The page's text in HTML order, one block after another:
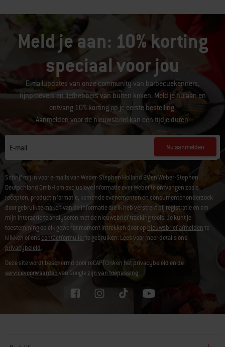
Meld je aan: 10% korting
speciaal voor jou
E-mailupdates van onze community van barbecuekenners,
fijnproevers en liefhebbers van buiten koken. Meld je nu aan en
ontvang 10% korting op je eerste bestelling.
Aanmelden voor de nieuwsbrief kan een tijdje duren.
E-mail Nu aanmelden
Schrijf mij in voor e-mails van Weber-Stephen Holland BV en Weber-Stephen
Deutschland GmbH om exclusieve informatie over Weber te ontvangen zoals
recepten, productinformatie, komende evenementen en consumentenonderzoek
door gebruik te maken van de informatie die ik heb verstrekt bij registratie en om
mijn interactie te analyseren met de nieuwsbrief tracking tools. Je kunt je
toestemming op elk gewenst moment intrekken door op nieuwsbrief afmeldente
klikken of ons contactformulierte gebruiken. Lees voor meer details ons
privacybeleid.
Deze site wordt beschermd door reCAPTCHA en het privacybeleid en de
servicevoorwaardenvan Googlezijn van toepassing.